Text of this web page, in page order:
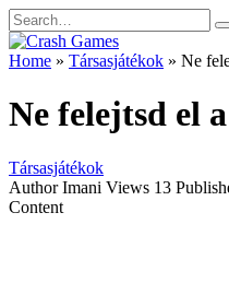
Skip
to
content
Search
for:
Home » Társasjátékok » Ne
Ne felejtsd el
Társasjátékok
Author Imani Views 13
Content